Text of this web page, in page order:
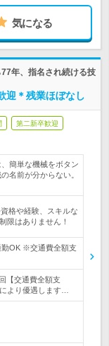
気になる
年、指名され続ける技
迎＊残業ほぼなし
第二新卒歓迎
簡単な機械をボタン
名前が分からない。
格や経験、スキルな
限はありません！
OK ※交通費全額支
【交通費全額支
より優遇します…